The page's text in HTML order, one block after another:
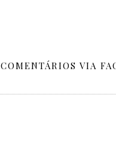
COMENTÁRIOS VIA